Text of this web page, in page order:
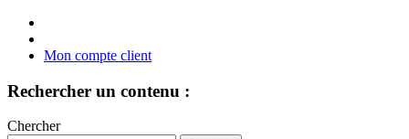
Mon compte client
Rechercher un contenu :
Chercher